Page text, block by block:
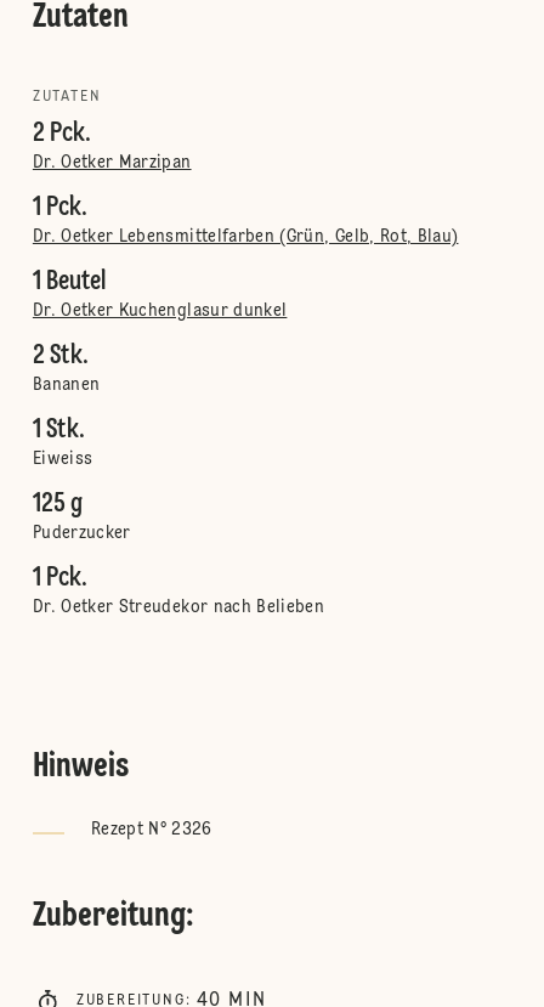
Zutaten
ZUTATEN
2 Pck.
Dr. Oetker Marzipan
1 Pck.
Dr. Oetker Lebensmittelfarben (Grün, Gelb, Rot, Blau)
1 Beutel
Dr. Oetker Kuchenglasur dunkel
2 Stk.
Bananen
1 Stk.
Eiweiss
125 g
Puderzucker
1 Pck.
Dr. Oetker Streudekor nach Belieben
Hinweis
Rezept N° 2326
Zubereitung:
ZUBEREITUNG : 40 MIN